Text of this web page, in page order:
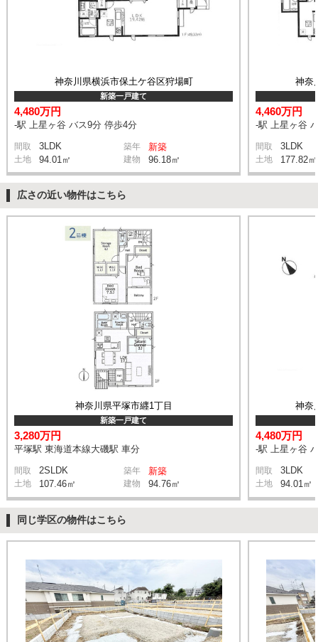
神奈川県横浜市保土ケ谷区狩場町
新築一戸建て
4,480万円
-駅 上星ヶ谷 バス9分 停歩4分
間取 3LDK 築年 新築
土地 94.01㎡ 建物 96.18㎡
神奈
4,460万円
-駅 上星ヶ谷
間取 3LDK
土地 177.82㎡
広さの近い物件はこちら
神奈川県平塚市纒1丁目
新築一戸建て
3,280万円
平塚駅 東海道本線大磯駅 車分
間取 2SLDK 築年 新築
土地 107.46㎡ 建物 94.76㎡
神奈
4,480万円
-駅 上星ヶ谷
間取 3LDK
土地 94.01㎡
同じ学区の物件はこちら